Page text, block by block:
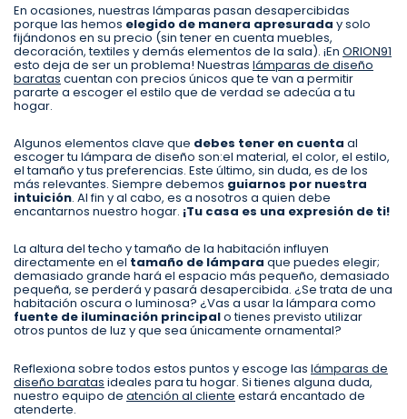
En ocasiones, nuestras lámparas pasan desapercibidas
porque las hemos elegido de manera apresurada y solo
fijándonos en su precio (sin tener en cuenta muebles,
decoración, textiles y demás elementos de la sala). ¡En ORION91
esto deja de ser un problema! Nuestras lámparas de diseño
baratas cuentan con precios únicos que te van a permitir
pararte a escoger el estilo que de verdad se adecúa a tu
hogar.
Algunos elementos clave que debes tener en cuenta al
escoger tu lámpara de diseño son:el material, el color, el estilo,
el tamaño y tus preferencias. Este último, sin duda, es de los
más relevantes. Siempre debemos guiarnos por nuestra
intuición. Al fin y al cabo, es a nosotros a quien debe
encantarnos nuestro hogar. ¡Tu casa es una expresión de ti!
La altura del techo y tamaño de la habitación influyen
directamente en el tamaño de lámpara que puedes elegir;
demasiado grande hará el espacio más pequeño, demasiado
pequeña, se perderá y pasará desapercibida. ¿Se trata de una
habitación oscura o luminosa? ¿Vas a usar la lámpara como
fuente de iluminación principalo tienes previsto utilizar
otros puntos de luz y que sea únicamente ornamental?
Reflexiona sobre todos estos puntos y escoge las lámparas de
diseño baratas ideales para tu hogar. Si tienes alguna duda,
nuestro equipo de atención al cliente estará encantado de
atenderte.